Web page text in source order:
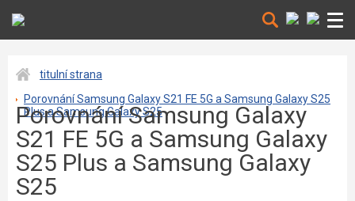
titulní strana
Porovnání Samsung Galaxy S21 FE 5G a Samsung Galaxy S25
Plus a Samsung Galaxy S25
Porovnání Samsung Galaxy
S21 FE 5G a Samsung Galaxy
S25 Plus a Samsung Galaxy
S25